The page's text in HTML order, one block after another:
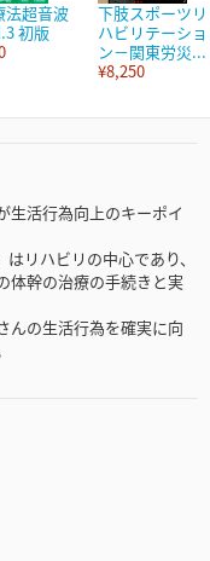
法超音波
初版
下肢スポーツリ
ハビリテーショ
ン－関東労災...
¥8,250
生活行為向上のキーポイ
リハビリの中心であり、
体幹の治療の手続きと実
んの生活行為を確実に向